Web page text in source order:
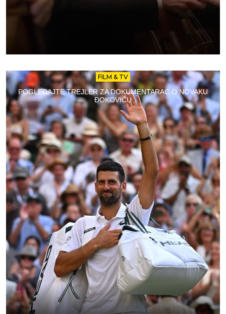
FILM & TV
POGLEDAJTE TREJLER ZA DOKUMENTARAC O NOVAKU
ĐOKOVIĆU